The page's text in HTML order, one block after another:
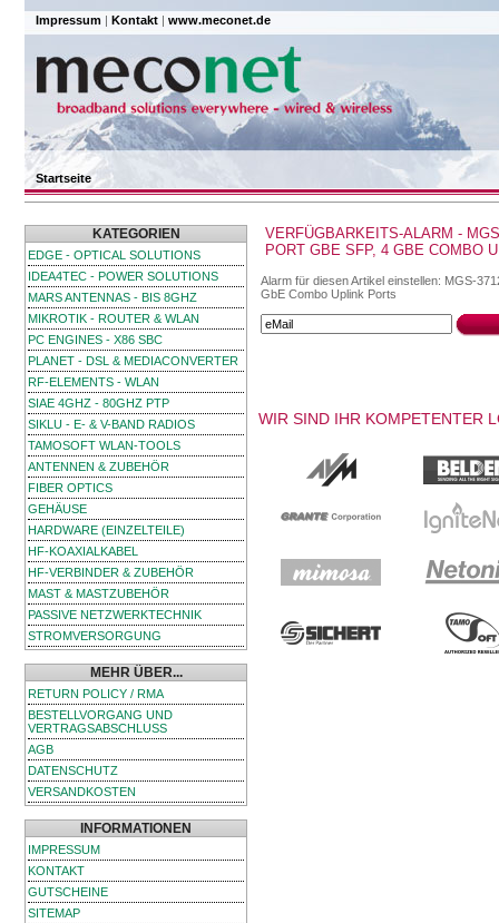
Impressum | Kontakt | www.meconet.de
Startseite
KATEGORIEN
EDGE - OPTICAL SOLUTIONS
IDEA4TEC - POWER SOLUTIONS
MARS ANTENNAS - BIS 8GHZ
MIKROTIK - ROUTER & WLAN
PC ENGINES - X86 SBC
PLANET - DSL & MEDIACONVERTER
RF-ELEMENTS - WLAN
SIAE 4GHZ - 80GHZ PTP
SIKLU - E- & V-BAND RADIOS
TAMOSOFT WLAN-TOOLS
ANTENNEN & ZUBEHÖR
FIBER OPTICS
GEHÄUSE
HARDWARE (EINZELTEILE)
HF-KOAXIALKABEL
HF-VERBINDER & ZUBEHÖR
MAST & MASTZUBEHÖR
PASSIVE NETZWERKTECHNIK
STROMVERSORGUNG
MEHR ÜBER...
RETURN POLICY / RMA
BESTELLVORGANG UND
VERTRAGSABSCHLUSS
AGB
DATENSCHUTZ
VERSANDKOSTEN
INFORMATIONEN
IMPRESSUM
KONTAKT
GUTSCHEINE
SITEMAP
VERFÜGBARKEITS-ALARM -
PORT GBE SFP, 4 GBE COMBO
Alarm für diesen Artikel einstellen: MGS-
GbE Combo Uplink Ports
WIR SIND IHR KOMPETENTER